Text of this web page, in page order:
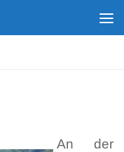
An der